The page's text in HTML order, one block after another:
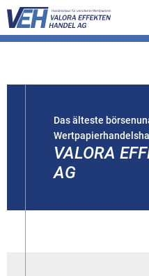
Das älteste
VALORA
AG